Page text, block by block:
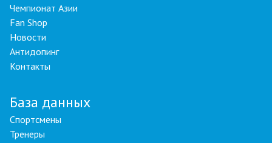
Чемпионат Азии
Fan Shop
Новости
Антидопинг
Контакты
База данных
Спортсмены
Тренеры